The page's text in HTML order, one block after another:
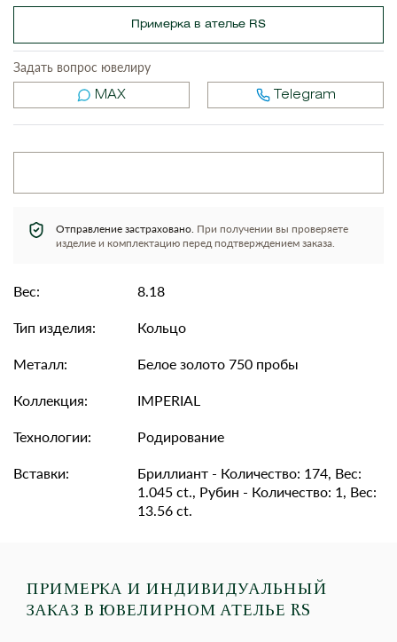
Примерка в ателье RS
Задать вопрос ювелиру
MAX Telegram
Отправление застраховано. При получении вы проверяете
изделие и комплектацию перед подтверждением заказа.
Вес:
8.18
Тип изделия:
Кольцо
Металл:
Белое золото 750 пробы
Коллекция:
IMPERIAL
Технологии:
Родирование
Вставки:
Бриллиант - Количество: 174, Вес:
1.045 ct., Рубин - Количество: 1, Вес:
13.56 ct.
ПРИМЕРКА И ИНДИВИДУАЛЬНЫЙ
ЗАКАЗ В ЮВЕЛИРНОМ АТЕЛЬЕ RS